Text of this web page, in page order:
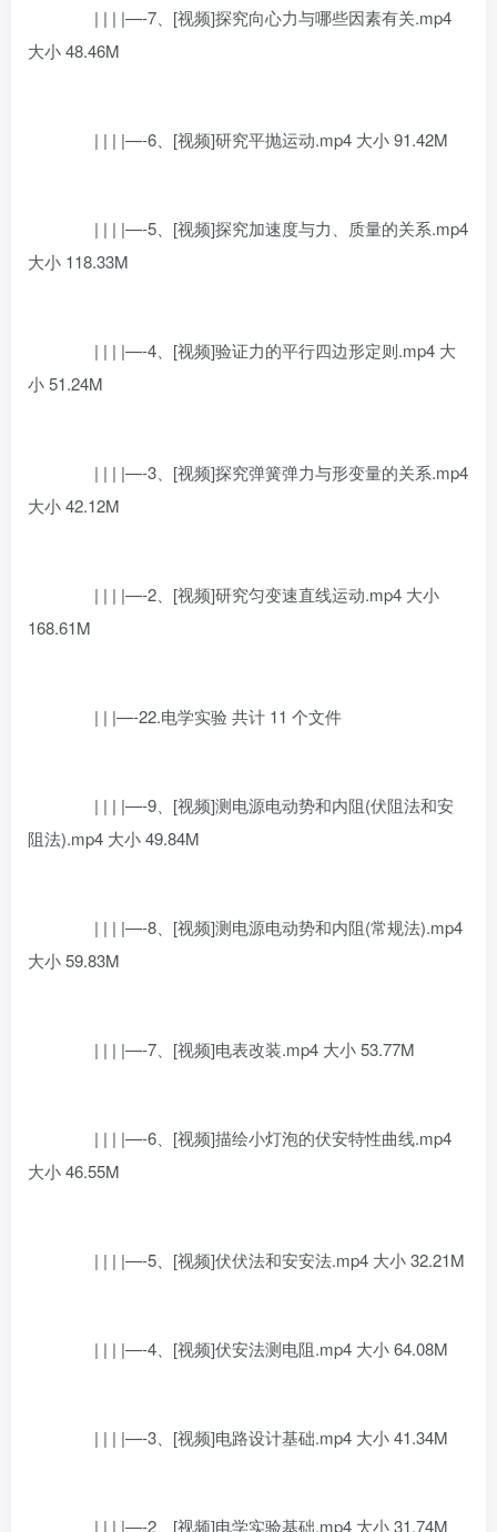
| | | |—-7、[视频]探究向心力与哪些因素有关.mp4
大小 48.46M
| | | |—-6、[视频]研究平抛运动.mp4 大小 91.42M
| | | |—-5、[视频]探究加速度与力、质量的关系.mp4
大小 118.33M
| | | |—-4、[视频]验证力的平行四边形定则.mp4 大
小 51.24M
| | | |—-3、[视频]探究弹簧弹力与形变量的关系.mp4
大小 42.12M
| | | |—-2、[视频]研究匀变速直线运动.mp4 大小
168.61M
| | |—-22.电学实验 共计 11 个文件
| | | |—-9、[视频]测电源电动势和内阻(伏阻法和安
阻法).mp4 大小 49.84M
| | | |—-8、[视频]测电源电动势和内阻(常规法).mp4
大小 59.83M
| | | |—-7、[视频]电表改装.mp4 大小 53.77M
| | | |—-6、[视频]描绘小灯泡的伏安特性曲线.mp4
大小 46.55M
| | | |—-5、[视频]伏伏法和安安法.mp4 大小 32.21M
| | | |—-4、[视频]伏安法测电阻.mp4 大小 64.08M
| | | |—-3、[视频]电路设计基础.mp4 大小 41.34M
| | | |—-2、[视频]电学实验基础.mp4 大小 31.74M